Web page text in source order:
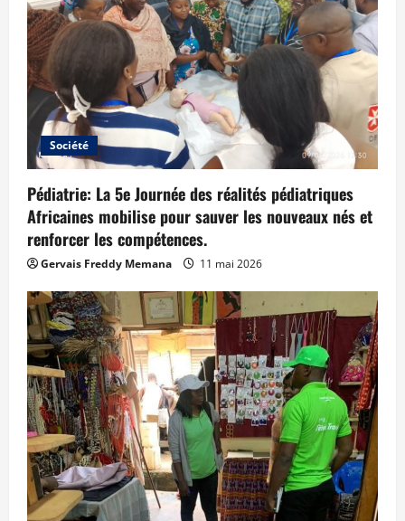
Société
Pédiatrie: La 5e Journée des réalités pédiatriques
Africaines mobilise pour sauver les nouveaux nés et
renforcer les compétences.
Gervais Freddy Memana 11 mai 2026